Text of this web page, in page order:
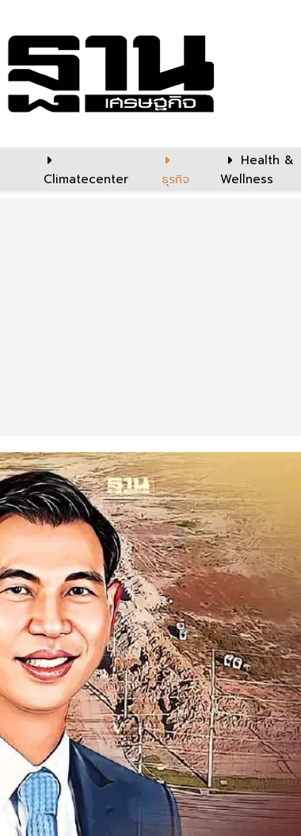
Climatecenter ธุรกิจ
Health &
Wellness